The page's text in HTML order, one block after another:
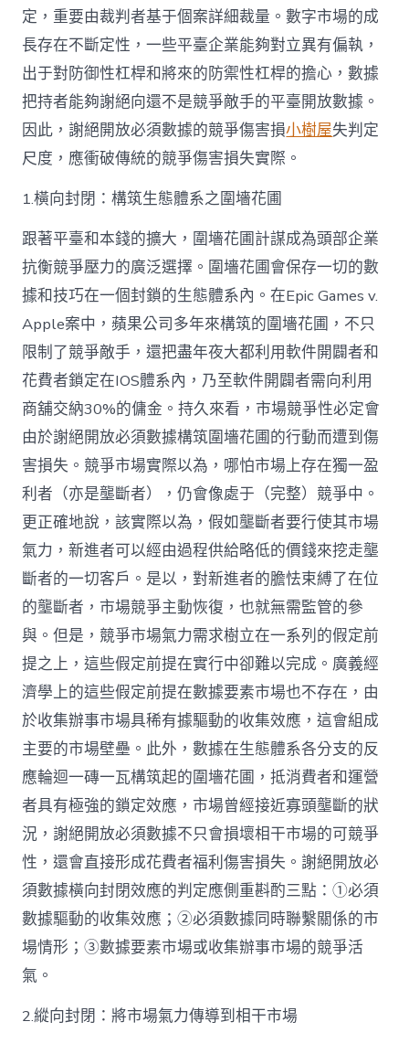
定，重要由裁判者基于個案詳細裁量。數字市場的成
長存在不斷定性，一些平臺企業能夠對立異有偏執，
出于對防御性杠桿和將來的防禦性杠桿的擔心，數據
把持者能夠謝絕向還不是競爭敵手的平臺開放數據。
因此，謝絕開放必須數據的競爭傷害損小樹屋失判定
尺度，應衝破傳統的競爭傷害損失實際。
1.橫向封閉：構筑生態體系之圍墻花圃
跟著平臺和本錢的擴大，圍墻花圃計謀成為頭部企業
抗衡競爭壓力的廣泛選擇。圍墻花圃會保存一切的數
據和技巧在一個封鎖的生態體系內。在Epic Games v.
Apple案中，蘋果公司多年來構筑的圍墻花圃，不只
限制了競爭敵手，還把盡年夜大都利用軟件開闢者和
花費者鎖定在IOS體系內，乃至軟件開闢者需向利用
商舖交納30%的傭金。持久來看，市場競爭性必定會
由於謝絕開放必須數據構筑圍墻花圃的行動而遭到傷
害損失。競爭市場實際以為，哪怕市場上存在獨一盈
利者（亦是壟斷者），仍會像處于（完整）競爭中。
更正確地說，該實際以為，假如壟斷者要行使其市場
氣力，新進者可以經由過程供給略低的價錢來挖走壟
斷者的一切客戶。是以，對新進者的膽怯束縛了在位
的壟斷者，市場競爭主動恢復，也就無需監管的參
與。但是，競爭市場氣力需求樹立在一系列的假定前
提之上，這些假定前提在實行中卻難以完成。廣義經
濟學上的這些假定前提在數據要素市場也不存在，由
於收集辦事市場具稀有據驅動的收集效應，這會組成
主要的市場壁壘。此外，數據在生態體系各分支的反
應輪迴一磚一瓦構筑起的圍墻花圃，抵消費者和運營
者具有極強的鎖定效應，市場曾經接近寡頭壟斷的狀
況，謝絕開放必須數據不只會損壞相干市場的可競爭
性，還會直接形成花費者福利傷害損失。謝絕開放必
須數據橫向封閉效應的判定應側重斟酌三點：①必須
數據驅動的收集效應；②必須數據同時聯繫關係的市
場情形；③數據要素市場或收集辦事市場的競爭活
氣。
2.縱向封閉：將市場氣力傳導到相干市場